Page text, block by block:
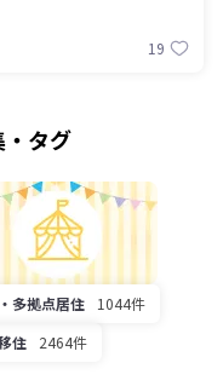
19
タグ
多拠点居住
1044件
住
2464件